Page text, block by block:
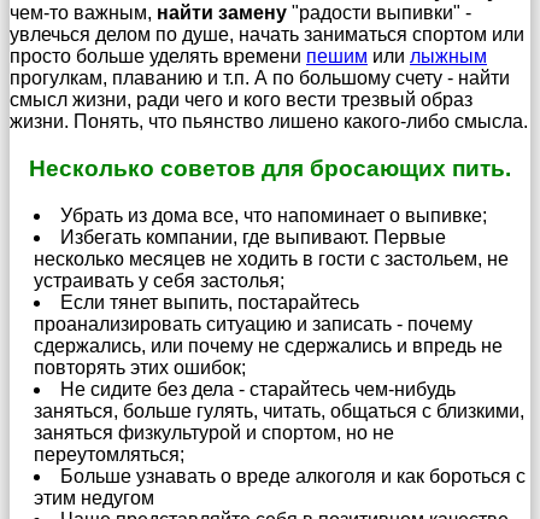
чем-то важным, найти замену "радости выпивки" -
увлечься делом по душе, начать заниматься спортом или
просто больше уделять времени пешим или лыжным
прогулкам, плаванию и т.п. А по большому счету - найти
смысл жизни, ради чего и кого вести трезвый образ
жизни. Понять, что пьянство лишено какого-либо смысла.
Несколько советов для бросающих пить.
Убрать из дома все, что напоминает о выпивке;
Избегать компании, где выпивают. Первые
несколько месяцев не ходить в гости с застольем, не
устраивать у себя застолья;
Если тянет выпить, постарайтесь
проанализировать ситуацию и записать - почему
сдержались, или почему не сдержались и впредь не
повторять этих ошибок;
Не сидите без дела - старайтесь чем-нибудь
заняться, больше гулять, читать, общаться с близкими,
заняться физкультурой и спортом, но не
переутомляться;
Больше узнавать о вреде алкоголя и как бороться с
этим недугом